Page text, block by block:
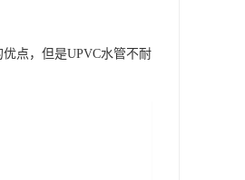
点，但是UPVC水管不耐